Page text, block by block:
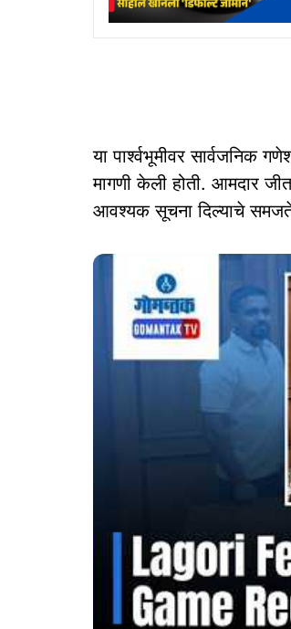
या पार्श्वभूमीवर सार्वजनिक
मागणी केली होती. आमदार
आवश्यक सूचना दिल्याचे